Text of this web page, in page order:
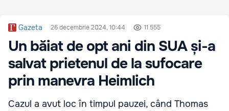
Gazeta 26 decembrie 2024, 10:44 11 555
Un băiat de opt ani din SUA și-a
salvat prietenul de la sufocare
prin manevra Heimlich
Cazul a avut loc în timpul pauzei, când Thomas